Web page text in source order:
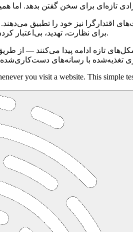
اقتدارگرا نیز خود را تطبیق
برای نظارت، تهدید، بی‌اعتبار کردن، منزوی ساختن و خاموش کردن منتقدان در خارج از کشور استفاده می‌کنند.
تازه ادامه پیدا می‌کنند —
you visit a website. This simple